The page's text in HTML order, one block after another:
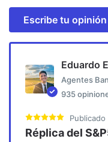
Escribe tu opinión
Eduardo
Agentes
935
Publicado
Réplica del